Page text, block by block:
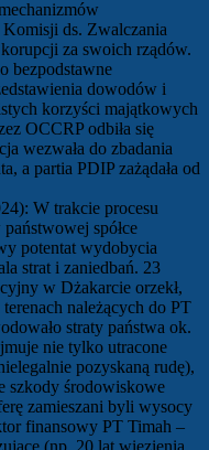
ds. Zwalczania
za swoich rządów.
bezpodstawne
dowodów i
korzyści majątkowych
OCCRP odbiła się
wezwała do zbadania
a partia PDIP zażądała od
W trakcie procesu
spółce
potentat wydobycia
strat i zaniedbań. 23
w Dżakarcie orzekł,
należących do PT
straty państwa ok.
nie tylko utracone
pozyskaną rudę),
szkody środowiskowe
zamieszani byli wysocy
finansowy PT Timah –
(np. 20 lat więzienia